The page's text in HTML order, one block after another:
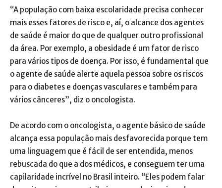
“A população com baixa escolaridade precisa conhecer
mais esses fatores de risco e, aí, o alcance dos agentes
de saúde é maior do que de qualquer outro profissional
da área. Por exemplo, a obesidade é um fator de risco
para vários tipos de doença. Por isso, é fundamental que
o agente de saúde alerte aquela pessoa sobre os riscos
para o diabetes e doenças vasculares e também para
vários cânceres”, diz o oncologista.
De acordo com o oncologista, o agente básico de saúde
alcança essa população mais desfavorecida porque tem
uma linguagem que é fácil de ser entendida, menos
rebuscada do que a dos médicos, e conseguem ter uma
capilaridade incrível no Brasil inteiro. “Eles podem falar